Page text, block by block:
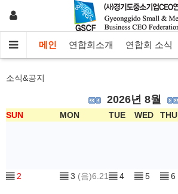
메인 연합회소개 연합회 소식
소식&공지
2026년 8월
SUN MON TUE WED THU
▤ 2 ▤ 3 (음)6.21▤ 4 ▤ 5 ▤ 6